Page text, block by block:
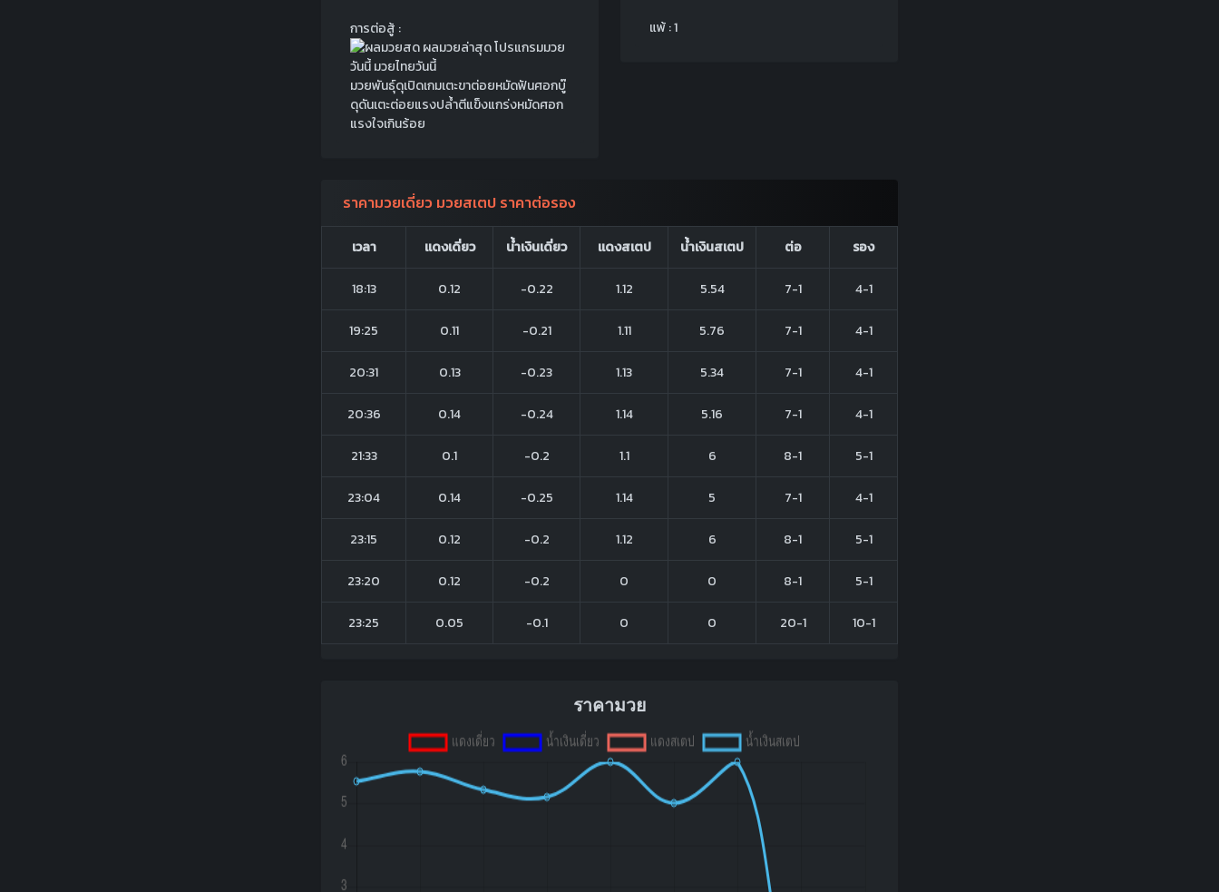
การต่อสู้ :
มวยพันธุ์ดุเปิดเกมเตะขาต่อยหมัดฟันศอกบู๊
ดุดันเตะต่อยแรงปล้ำตีแข็งแกร่งหมัดศอก
แรงใจเกินร้อย
แพ้ : 1
ราคามวยเดี่ยว มวยสเตป ราคาต่อรอง
เวลา แดงเดี่ยว น้ำเงินเดี่ยว แดงสเตป น้ำเงินสเตป ต่อ รอง
18:13 0.12 -0.22 1.12 5.54 7-1 4-1
19:25 0.11 -0.21 1.11 5.76 7-1 4-1
20:31 0.13 -0.23 1.13 5.34 7-1 4-1
20:36 0.14 -0.24 1.14 5.16 7-1 4-1
21:33 0.1 -0.2 1.1 6 8-1 5-1
23:04 0.14 -0.25 1.14 5 7-1 4-1
23:15 0.12 -0.2 1.12 6 8-1 5-1
23:20 0.12 -0.2 0 0 8-1 5-1
23:25 0.05 -0.1 0 0 20-1 10-1
ราคามวย